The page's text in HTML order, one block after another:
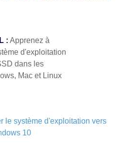
: Apprenez à
d'exploitation
dans les
Mac et Linux
le système d'exploitation vers
10